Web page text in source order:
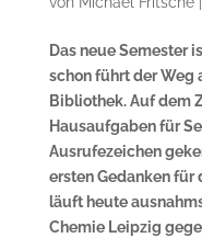
Das neue Semester
schon führt der Weg
Bibliothek. Auf dem
Hausaufgaben für
Ausrufezeichen
ersten Gedanken für
läuft heute
Chemie Leipzig